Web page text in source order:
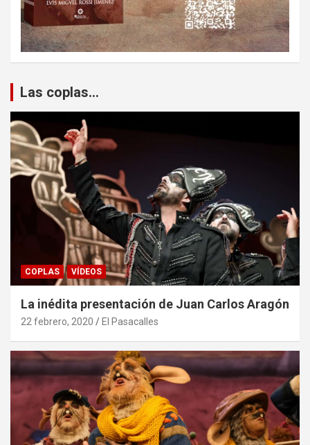
Las coplas...
COPLAS VÍDEOS
La inédita presentación de Juan Carlos Aragón
22 febrero, 2020 El Pasacalles